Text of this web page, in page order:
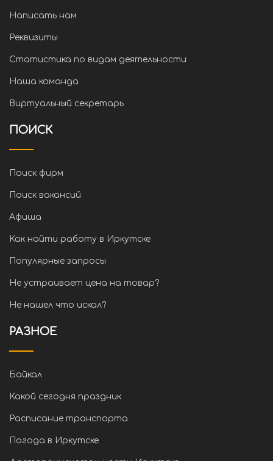
Написать нам
Реквизиты
Статистика по видам деятельности
Наша команда
Виртуальный секретарь
ПОИСК
Поиск фирм
Поиск вакансий
Афиша
Как найти работу в Иркутске
Популярные запросы
Не устраивает цена на товар?
Не нашел что искал?
РАЗНОЕ
Байкал
Какой сегодня праздник
Расписание транспорта
Погода в Иркутске